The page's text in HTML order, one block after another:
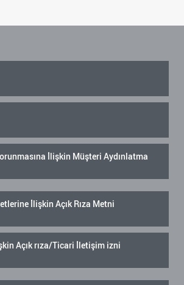
İlişkin Müşteri Aydınlatma
İlişkin Açık Rıza Metni
Açık rıza/Ticari İletişim izni